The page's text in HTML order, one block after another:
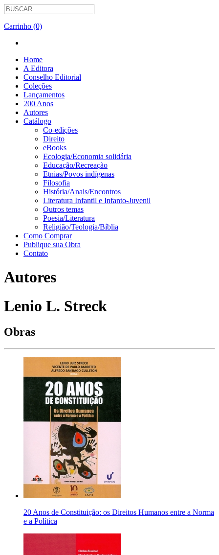
Carrinho (0)
Home
A Editora
Conselho Editorial
Coleções
Lançamentos
200 Anos
Autores
Catálogo
Co-edições
Direito
eBooks
Ecologia/Economia solidária
Educação/Recreação
Etnias/Povos indígenas
Filosofia
História/Anais/Encontros
Literatura Infantil e Infanto-Juvenil
Outros temas
Poesia/Literatura
Religião/Teologia/Bíblia
Como Comprar
Publique sua Obra
Contato
Autores
Lenio L. Streck
Obras
20 Anos de Constituição: os Direitos Humanos entre a Norma
e a Política